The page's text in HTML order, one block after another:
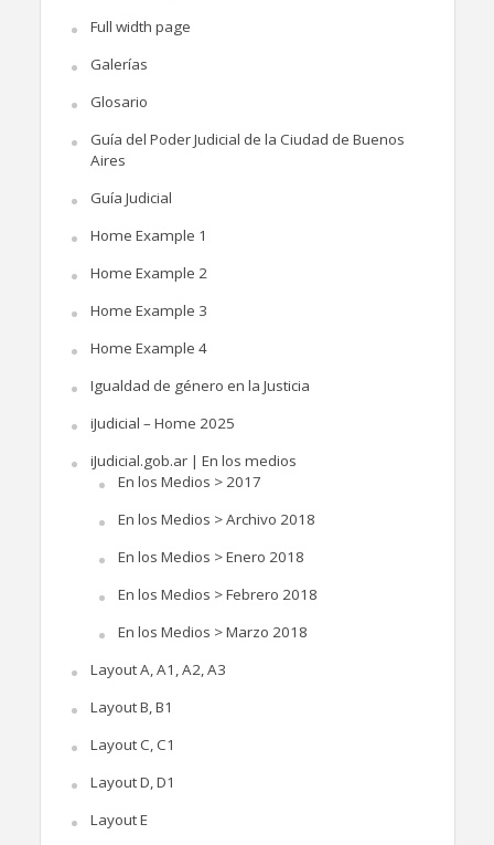
Full width page
Galerías
Glosario
Guía del Poder Judicial de la Ciudad de Buenos
Aires
Guía Judicial
Home Example 1
Home Example 2
Home Example 3
Home Example 4
Igualdad de género en la Justicia
iJudicial – Home 2025
iJudicial.gob.ar | En los medios
En los Medios > 2017
En los Medios > Archivo 2018
En los Medios > Enero 2018
En los Medios > Febrero 2018
En los Medios > Marzo 2018
Layout A, A1, A2, A3
Layout B, B1
Layout C, C1
Layout D, D1
Layout E